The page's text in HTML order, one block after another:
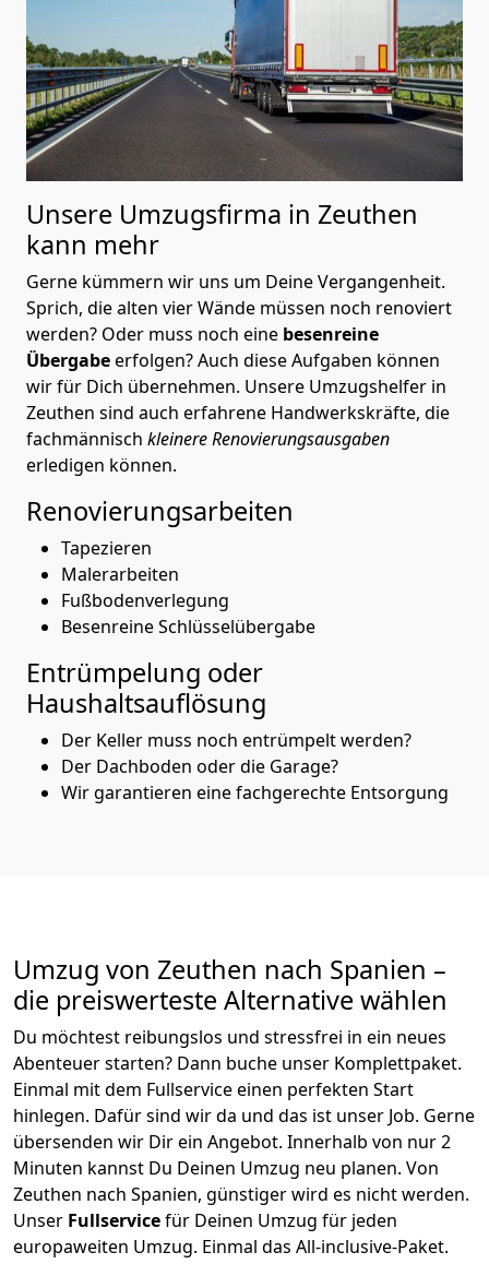
Unsere Umzugsfirma in Zeuthen
kann mehr
Gerne kümmern wir uns um Deine Vergangenheit.
Sprich, die alten vier Wände müssen noch renoviert
werden? Oder muss noch eine besenreine
Übergabeerfolgen? Auch diese Aufgaben können
wir für Dich übernehmen. Unsere Umzugshelfer in
Zeuthen sind auch erfahrene Handwerkskräfte, die
fachmännisch kleinere Renovierungsausgaben
erledigen können.
Renovierungsarbeiten
Tapezieren
Malerarbeiten
Fußbodenverlegung
Besenreine Schlüsselübergabe
Entrümpelung oder
Haushaltsauflösung
Der Keller muss noch entrümpelt werden?
Der Dachboden oder die Garage?
Wir garantieren eine fachgerechte Entsorgung
Umzug von Zeuthen nach Spanien –
die preiswerteste Alternative wählen
Du möchtest reibungslos und stressfrei in ein neues
Abenteuer starten? Dann buche unser Komplettpaket.
Einmal mit dem Fullservice einen perfekten Start
hinlegen. Dafür sind wir da und das ist unser Job. Gerne
übersenden wir Dir ein Angebot. Innerhalb von nur2
Minuten kannst Du Deinen Umzug neu planen. Von
Zeuthen nach Spanien, günstiger wird es nicht werden.
Unser Fullservicefür Deinen Umzug für jeden
europaweiten Umzug. Einmal das All-inclusive-Paket.